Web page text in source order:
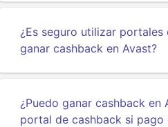
¿Es seguro utilizar portales
ganar cashback en Avast?
¿Puedo ganar cashback en
portal de cashback si pago